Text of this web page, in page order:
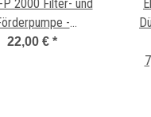
2000 Filter- und
-
Sonderpreis
22,00 € *